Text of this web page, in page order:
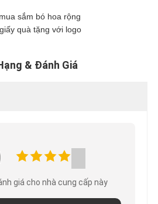
& Đánh Giá
giá cho nhà cung cấp này